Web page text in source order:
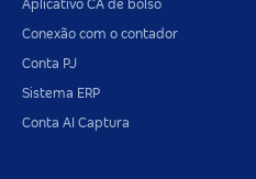
Aplicativo CA de bolso
Conexão com o contador
Conta PJ
Sistema ERP
Conta AI Captura